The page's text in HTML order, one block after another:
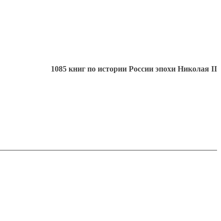
1085 книг по истории России эпохи Николая II